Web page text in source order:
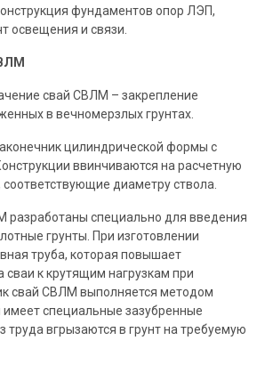
фундаментов опор ЛЭП,
освещения и связи.
свай СВЛМ – закрепление
в вечномерзлых грунтах.
цилиндрической формы с
Конструкции ввинчиваются на расчетную
соответствующие диаметруствола.
разработаны специально для введения
грунты. При изготовлении
труба, которая повышает
сваи к крутящим нагрузкам при
свай СВЛМ выполняется методом
имеет специальные зазубренные
труда вгрызаются в грунт на требуемую